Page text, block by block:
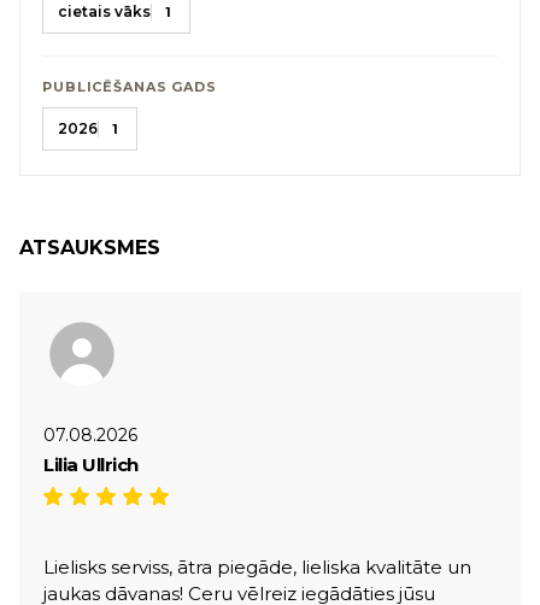
cietais vāks 1
PUBLICĒŠANAS GADS
2026 1
ATSAUKSMES
07.08.2026
Lilia Ullrich
Lielisks serviss, ātra piegāde, lieliska kvalitāte un
jaukas dāvanas! Ceru vēlreiz iegādāties jūsu